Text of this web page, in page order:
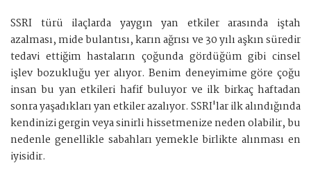
SSRI türü ilaçlarda yaygın yan etkiler arasında iştah
azalması, mide bulantısı, karın ağrısı ve 30 yılı aşkın süredir
tedavi ettiğim hastaların çoğunda gördüğüm gibi cinsel
işlev bozukluğu yer alıyor. Benim deneyimime göre çoğu
insan bu yan etkileri hafif buluyor ve ilk birkaç haftadan
sonra yaşadıkları yan etkiler azalıyor. SSRI'lar ilk alındığında
kendinizi gergin veya sinirli hissetmenize neden olabilir, bu
nedenle genellikle sabahları yemekle birlikte alınması en
iyisidir.